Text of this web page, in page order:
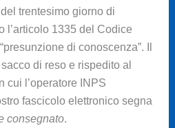
trentesimo giorno di
l’articolo 1335 del Codice
di conoscenza”. Il
di reso e rispedito al
cui l’operatore INPS
fascicolo elettronico segna
consegnato.